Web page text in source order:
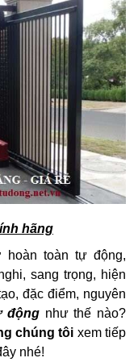
hãng
hoàn toàn tự động,
sang trọng, hiện
đặc điểm, nguyên
độngnhư thế nào?
chúng tôi xem tiếp
nhé!